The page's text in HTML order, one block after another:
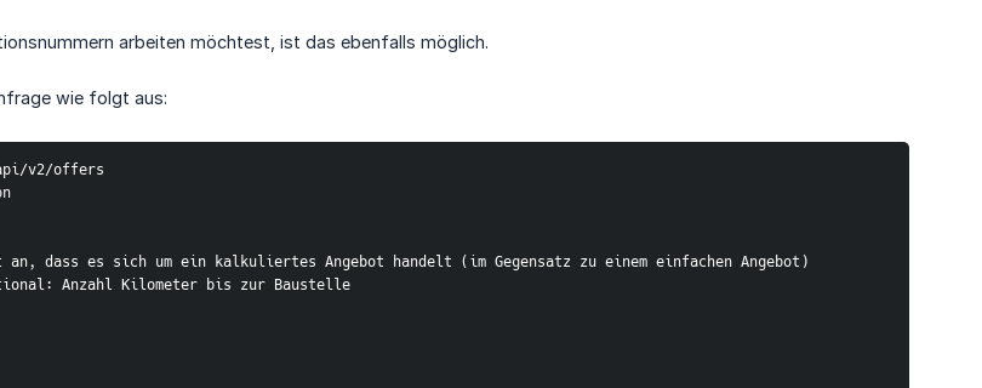
arbeiten möchtest, ist das ebenfalls möglich.
wie folgt aus:
v2/offers
an, dass es sich um ein kalkuliertes Angebot handelt (im Gegensatz zu einem einfachen Angebot)
Anzahl Kilometer bis zur Baustelle